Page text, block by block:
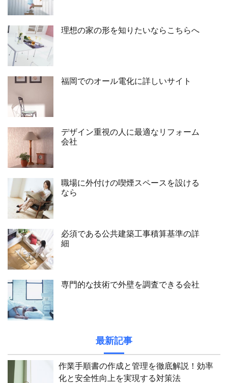
理想の家の形を知りたいならこちらへ
福岡でのオール電化に詳しいサイト
デザイン重視の人に最適なリフォーム
会社
職場に外付けの喫煙スペースを設ける
なら
必須である公共建築工事積算基準の詳
細
専門的な技術で外壁を調査できる会社
最新記事
作業手順書の作成と管理を徹底解説！効率
化と安全性向上を実現する対策法